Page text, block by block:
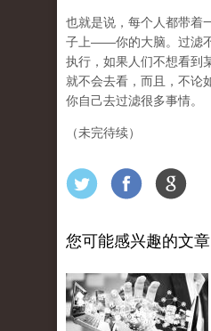
也就是说，每个人都带着
子上——你的大脑。过滤
执行，如果人们不想看到
就不会去看，而且，不论
你自己去过滤很多事情。
（未完待续）
您可能感兴趣的文章